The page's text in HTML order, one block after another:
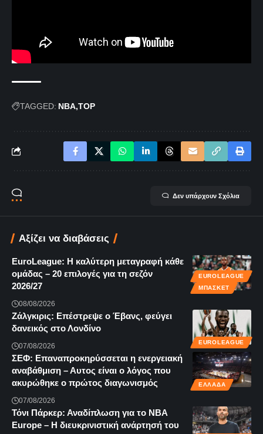
TAGGED: NBA TOP
Δεν υπάρχουν Σχόλια
Αξίζει να διαβάσεις
EUROLEAGUE
ΜΠΆΣΚΕΤ
EuroLeague: Η καλύτερη μεταγραφή κάθε
ομάδας – 20 επιλογές για τη σεζόν
2026/27
08/08/2026
EUROLEAGUE
Ζάλγκιρις: Επέστρεψε ο Έβανς, φεύγει
δανεικός στο Λονδίνο
07/08/2026
ΕΛΛΆΔΑ
ΣΕΦ: Επαναπροκηρύσσεται η ενεργειακή
αναβάθμιση – Αυτος είναι ο λόγος που
ακυρώθηκε ο πρώτος διαγωνισμός
07/08/2026
Τόνι Πάρκερ: Αναδίπλωση για το NBA
Europe – Η διευκρινιστική ανάρτησή του